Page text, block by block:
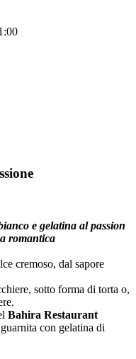
e gelatina al passion
romantica
cremoso, dal sapore
sotto forma di torta o,
Bahira Restaurant
con gelatina di